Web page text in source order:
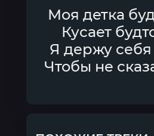
Моя детка
Кусает
Я держу себя
Чтобы не